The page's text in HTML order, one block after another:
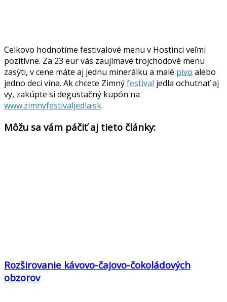
Celkovo hodnotíme festivalové menu v Hostinci veľmi
pozitívne. Za 23 eur vás zaujímavé trojchodové menu
zasýti, v cene máte aj jednu minerálku a malé pivo alebo
jedno deci vína. Ak chcete Zimnýfestival jedla ochutnať aj
vy, zakúpte si degustačný kupón na
www.zimnyfestivaljedla.sk.
Môžu sa vám páčiť aj tieto články:
Rozširovanie kávovo-čajovo-čokoládových
obzorov